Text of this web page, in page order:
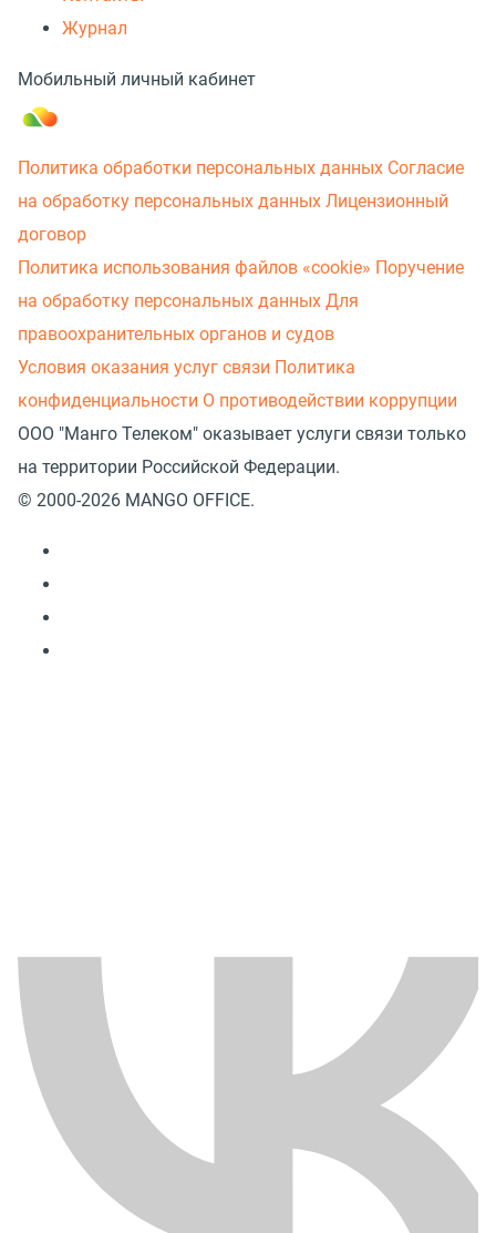
Журнал
Мобильный личный кабинет
Политика обработки персональных данных Согласие
на обработку персональных данных Лицензионный
договор
Политика использования файлов «cookie» Поручение
на обработку персональных данных Для
правоохранительных органов и судов
Условия оказания услуг связи Политика
конфиденциальности О противодействии коррупции
ООО "Манго Телеком" оказывает услуги связи только
на территории Российской Федерации.
© 2000-2026 MANGO OFFICE.